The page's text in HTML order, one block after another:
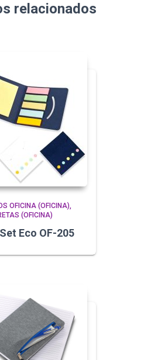
relacionados
OFICINA (OFICINA)
(OFICINA)
Eco OF-205